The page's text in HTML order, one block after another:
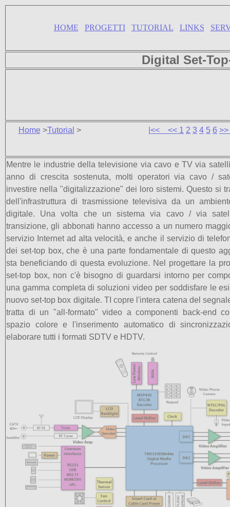
HOME PROGETTI TUTORIAL LINKS
Digital Set-
Home >Tutorial > |<< << 1 2 3 4 5 6 >>
Mentre le industrie della televisione via cavo e TV via
anno di crescita sostenuta, molti operatori via cavo /
investire nella "digitalizzazione" dei loro sistemi. Questo si
dell'infrastruttura di trasmissione televisiva da un
digitale. Una volta che un sistema via cavo / via
transizione, gli abbonati hanno accesso a un numero
servizio Internet ad alta velocità, e anche il servizio di
dei set-top box, che è una parte fondamentale di questo
sta beneficiando di questa evoluzione. Nel progettare la
set-top box, non c'è bisogno di guardarsi intorno per
una gamma completa di soluzioni video per soddisfare le
nuovo set-top box digitale. TI copre l'intera catena del
tratta di un "all-formato" video a componenti back-end
spazio colore e l'inserimento automatico di
elaborare tutti i formati SDTV e HDTV.